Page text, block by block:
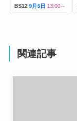
BS12 9月5日 13:00～
関連記事